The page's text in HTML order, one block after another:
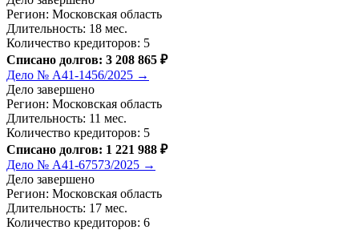
Регион: Московская область
Длительность: 18 мес.
Количество кредиторов: 5
Списано долгов: 3 208 865 ₽
Дело № А41-1456/2025 →
Дело завершено
Регион: Московская область
Длительность: 11 мес.
Количество кредиторов: 5
Списано долгов: 1 221 988 ₽
Дело № А41-67573/2025 →
Дело завершено
Регион: Московская область
Длительность: 17 мес.
Количество кредиторов: 6